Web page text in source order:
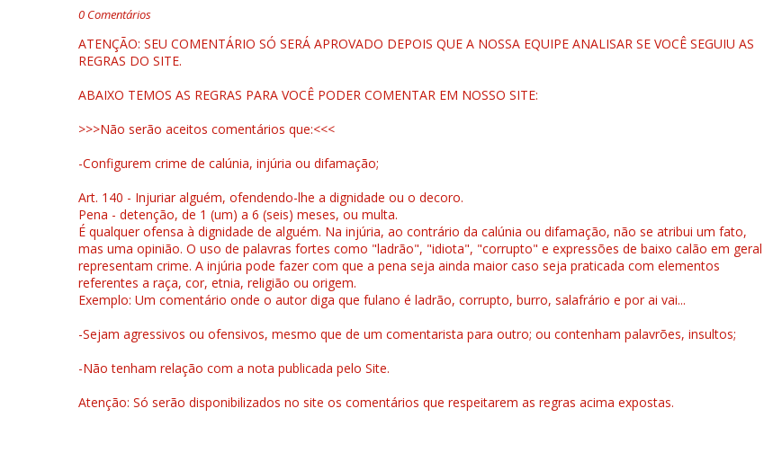
0 Comentários
ATENÇÃO: SEU COMENTÁRIO SÓ SERÁ APROVADO DEPOIS QUE A NOSSA EQUIPE ANALISAR SE VOCÊ SEGUIU AS
REGRAS DO SITE.
ABAIXO TEMOS AS REGRAS PARA VOCÊ PODER COMENTAR EM NOSSO SITE:
>>>Não serão aceitos comentários que:<<<
-Configurem crime de calúnia, injúria ou difamação;
Art. 140 - Injuriar alguém, ofendendo-lhe a dignidade ou o decoro.
Pena - detenção, de 1 (um) a 6 (seis) meses, ou multa.
É qualquer ofensa à dignidade de alguém. Na injúria, ao contrário da calúnia ou difamação, não se atribui um fato,
mas uma opinião. O uso de palavras fortes como "ladrão", "idiota", "corrupto" e expressões de baixo calão em geral
representam crime. A injúria pode fazer com que a pena seja ainda maior caso seja praticada com elementos
referentes a raça, cor, etnia, religião ou origem.
Exemplo: Um comentário onde o autor diga que fulano é ladrão, corrupto, burro, salafrário e por ai vai...
-Sejam agressivos ou ofensivos, mesmo que de um comentarista para outro; ou contenham palavrões, insultos;
-Não tenham relação com a nota publicada pelo Site.
Atenção: Só serão disponibilizados no site os comentários que respeitarem as regras acima expostas.